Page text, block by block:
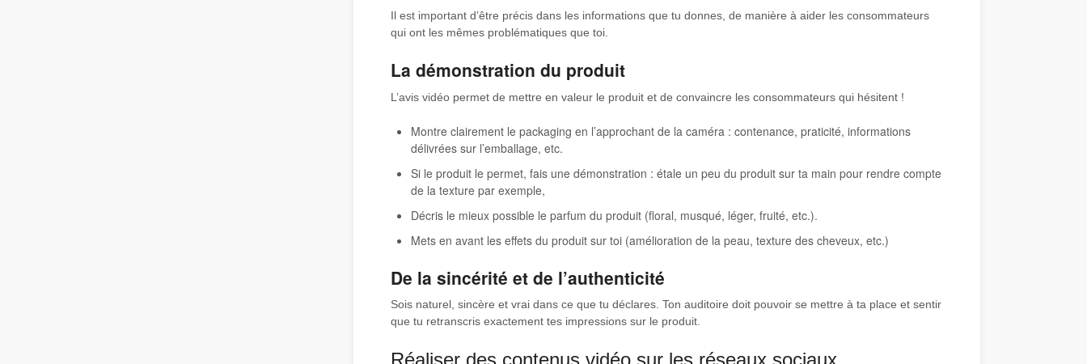
Il est important d’être précis dans les informations que tu donnes, de manière à aider les consommateurs
qui ont les mêmes problématiques que toi.
La démonstration du produit
L’avis vidéo permet de mettre en valeur le produit et de convaincre les consommateurs qui hésitent !
Montre clairement le packaging en l’approchant de la caméra : contenance, praticité, informations
délivrées sur l’emballage, etc.
Si le produit le permet, fais une démonstration : étale un peu du produit sur ta main pour rendre compte
de la texture par exemple,
Décris le mieux possible le parfum du produit (floral, musqué, léger, fruité, etc.).
Mets en avant les effets du produit sur toi (amélioration de la peau, texture des cheveux, etc.)
De la sincérité et de l’authenticité
Sois naturel, sincère et vrai dans ce que tu déclares. Ton auditoire doit pouvoir se mettre à ta place et sentir
que tu retranscris exactement tes impressions sur le produit.